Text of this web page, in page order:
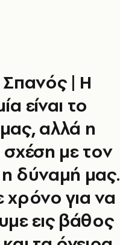
| Η
είναι το
αλλά η
µε τον
η δύναµή µας.
για να
εις βάθος